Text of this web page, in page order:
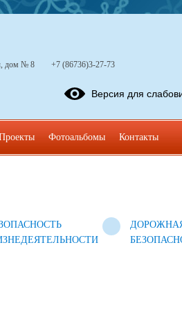
дом № 8 +7 (86736)3-27-73
Версия для
Фотоальбомы Контакты